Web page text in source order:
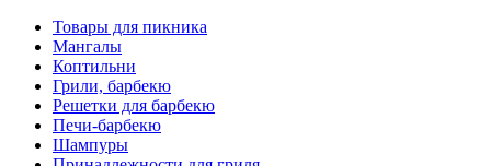
Товары для пикника
Мангалы
Коптильни
Грили, барбекю
Решетки для барбекю
Печи-барбекю
Шампуры